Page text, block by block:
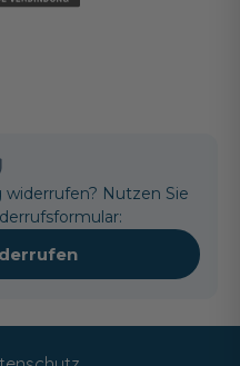
Nutzen Sie